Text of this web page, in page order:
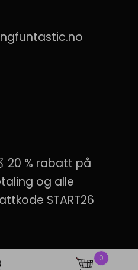
0
20 % rabatt på
og alle
START26